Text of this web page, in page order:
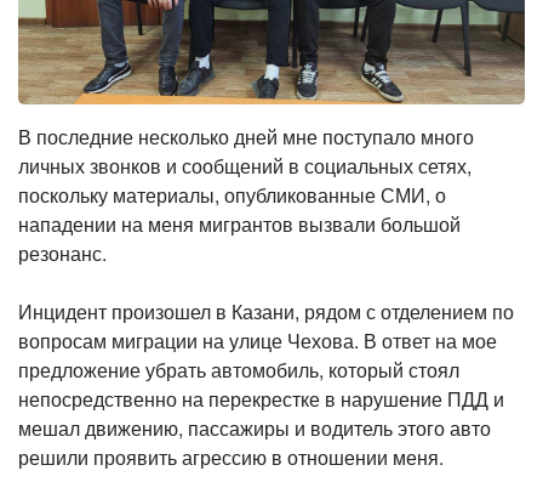
В последние несколько дней мне поступало много
личных звонков и сообщений в социальных сетях,
поскольку материалы, опубликованные СМИ, о
нападении на меня мигрантов вызвали большой
резонанс.
Инцидент произошел в Казани, рядом с отделением по
вопросам миграции на улице Чехова. В ответ на мое
предложение убрать автомобиль, который стоял
непосредственно на перекрестке в нарушение ПДД и
мешал движению, пассажиры и водитель этого авто
решили проявить агрессию в отношении меня.